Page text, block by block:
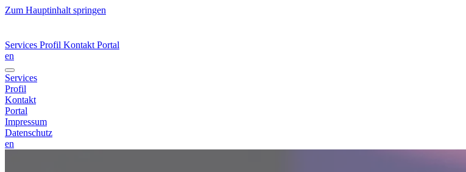
Zum Hauptinhalt springen
Services Profil Kontakt Portal
en
Services
Profil
Kontakt
Portal
Impressum
Datenschutz
en